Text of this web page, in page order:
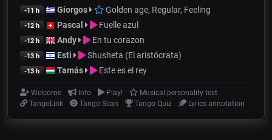
-11 h Giorgos Golden age, Regular, Feeling
-12 h Pascal Fuelle azul
-12 h Andy En tu corazon
-13 h Esti Shusheta (El aristócrata)
-13 h Tamás Este es el rey
Welcome Info Play!
Musical personality test
TangoLink
Tango Scan Tango Quiz Lyrics annotation